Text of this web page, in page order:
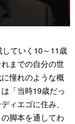
ていく10～11歳
までの自分の世
憧れのような概
「当時19歳だっ
ィエゴに住み、
脚本を通してわ